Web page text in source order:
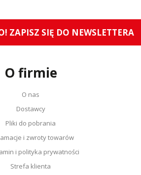
ZAPISZ SIĘ DO NEWSLETTERA
O firmie
O nas
Dostawcy
Pliki do pobrania
i zwroty towarów
i polityka prywatności
Strefa klienta